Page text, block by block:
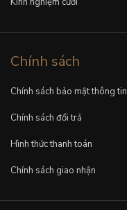
Chính sách
Chính sách bảo mật thông tin
Chính sách đổi trả
Hình thức thanh toán
Chính sách giao nhận